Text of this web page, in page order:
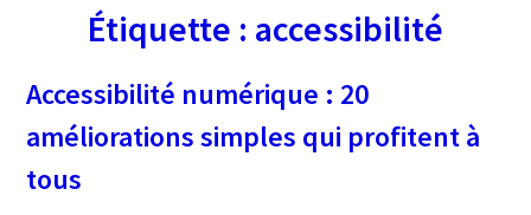
Étiquette : accessibilité
Accessibilité numérique : 20
améliorations simples qui profitent à
tous